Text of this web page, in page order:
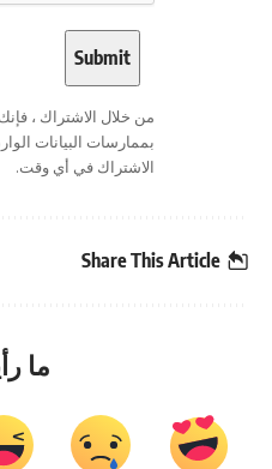
من خلال الاشتراك ،
بممارسات البيانات
الاشتراك في أي وقت.
Share This Article
ما